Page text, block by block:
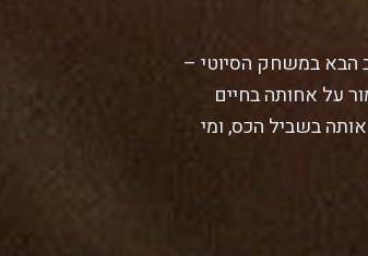
במשחק הסיוטי –
על אחותה בחיים
בשביל הכס, ומי